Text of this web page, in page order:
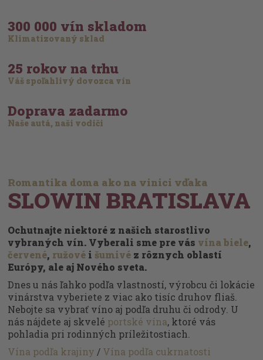
300 000 vín skladom
Klimatizovaný sklad
25 rokov na trhu
Váš spoľahlivý dovozca vín
Doprava zadarmo
Naše autá, naši vodiči
Romantika doma ako na vinici vďaka
SLOWIN BRATISLAVA
Ochutnajte niektoré z našich starostlivo
vybraných vín. Vyberali sme pre vás vína biele,
červené, ružové i šumivé z rôznych oblastí
Európy, ale aj Nového sveta.
Dnes u nás ľahko podľa vlastností, výrobcu či lokácie
vinárstva vyberiete z viac ako tisíc druhov fliaš.
Nebojte sa vybrať víno aj podľa druhu či odrody. U
nás nájdete aj skvelé portské vína, ktoré vás
pohladia pri rodinných príležitostiach.
Vína podľa krajiny / Vína podľa cukrnatosti